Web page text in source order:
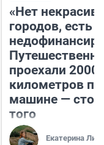
«Нет
городов, есть
проехали 2000
километров по
машине —
того
Екатерина